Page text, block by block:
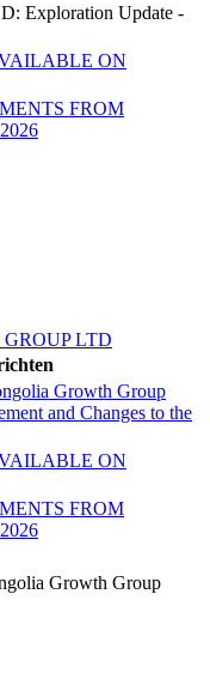
Exploration Update -
ON
FROM
LTD
Growth Group
and Changes to the
ON
FROM
Growth Group